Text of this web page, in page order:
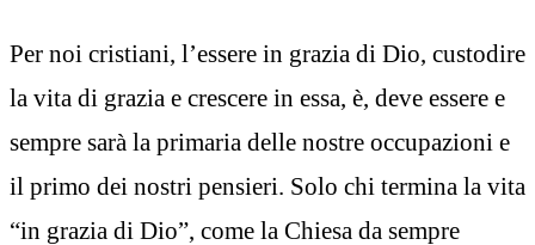
Per noi cristiani, l’essere in grazia di Dio, custodire
la vita di grazia e crescere in essa, è, deve essere e
sempre sarà la primaria delle nostre occupazioni e
il primo dei nostri pensieri. Solo chi termina la vita
“in grazia di Dio”, come la Chiesa da sempre